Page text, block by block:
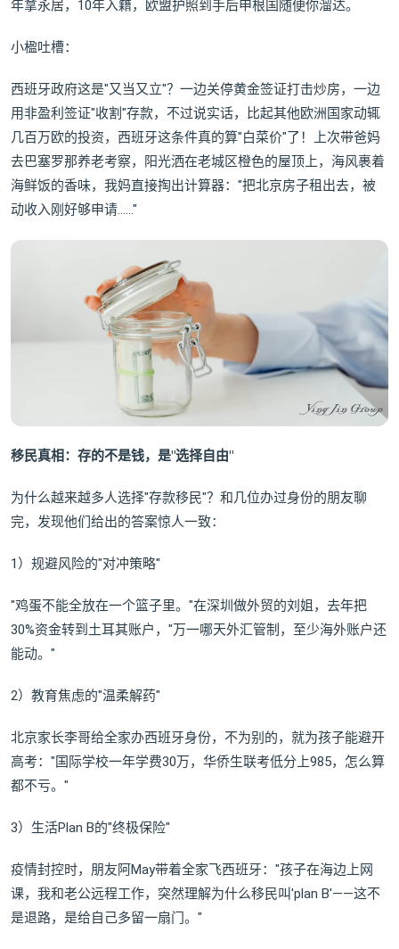
年拿永居，10年入籍，欧盟护照到手后申根国随便你溜达。
小楹吐槽：
西班牙政府这是"又当又立"？一边关停黄金签证打击炒房，一边
用非盈利签证"收割"存款，不过说实话，比起其他欧洲国家动辄
几百万欧的投资，西班牙这条件真的算"白菜价"了！上次带爸妈
去巴塞罗那养老考察，阳光洒在老城区橙色的屋顶上，海风裹着
海鲜饭的香味，我妈直接掏出计算器："把北京房子租出去，被
动收入刚好够申请……"
移民真相：存的不是钱，是"选择自由"
为什么越来越多人选择"存款移民"？和几位办过身份的朋友聊
完，发现他们给出的答案惊人一致：
1）规避风险的"对冲策略"
"鸡蛋不能全放在一个篮子里。"在深圳做外贸的刘姐，去年把
30%资金转到土耳其账户，"万一哪天外汇管制，至少海外账户还
能动。"
2）教育焦虑的"温柔解药"
北京家长李哥给全家办西班牙身份，不为别的，就为孩子能避开
高考："国际学校一年学费30万，华侨生联考低分上985，怎么算
都不亏。"
3）生活Plan B的"终极保险"
疫情封控时，朋友阿May带着全家飞西班牙："孩子在海边上网
课，我和老公远程工作，突然理解为什么移民叫'plan B'——这不
是退路，是给自己多留一扇门。"